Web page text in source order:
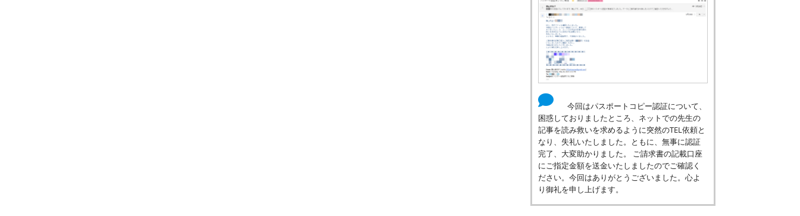
今回はパスポートコピー認証について、
困惑しておりましたところ、ネットでの先生の
記事を読み救いを求めるように突然のTEL依頼と
なり、失礼いたしました。ともに、無事に認証
完了、大変助かりました。 ご請求書の記載口座
にご指定金額を送金いたしましたのでご確認く
ださい。今回はありがとうございました。心よ
り御礼を申し上げます。